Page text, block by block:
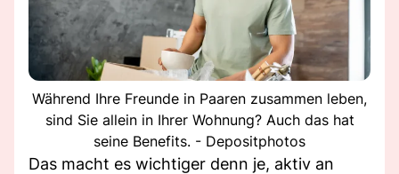
Während Ihre Freunde in Paaren zusammen leben,
sind Sie allein in Ihrer Wohnung? Auch das hat
seine Benefits. - Depositphotos
Das macht es wichtiger denn je, aktiv an